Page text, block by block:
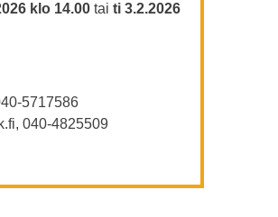
klo 14.00 tai ti 3.2.2026
5717586
040-4825509